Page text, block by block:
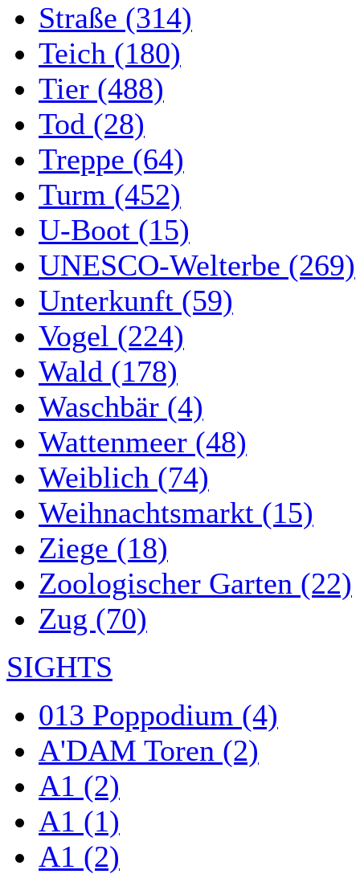
Straße (314)
Teich (180)
Tier (488)
Tod (28)
Treppe (64)
Turm (452)
U-Boot (15)
UNESCO-Welterbe (269)
Unterkunft (59)
Vogel (224)
Wald (178)
Waschbär (4)
Wattenmeer (48)
Weiblich (74)
Weihnachtsmarkt (15)
Ziege (18)
Zoologischer Garten (22)
Zug (70)
SIGHTS
013 Poppodium (4)
A'DAM Toren (2)
A1 (2)
A1 (1)
A1 (2)